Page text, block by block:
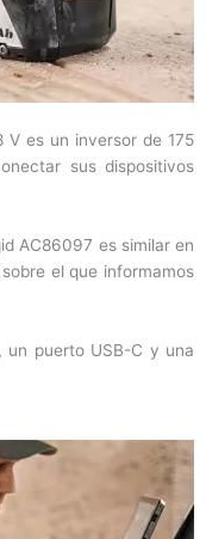
V es un inversor de 175
sus dispositivos
AC86097 es similar en
el que informamos
un puerto USB-C y una